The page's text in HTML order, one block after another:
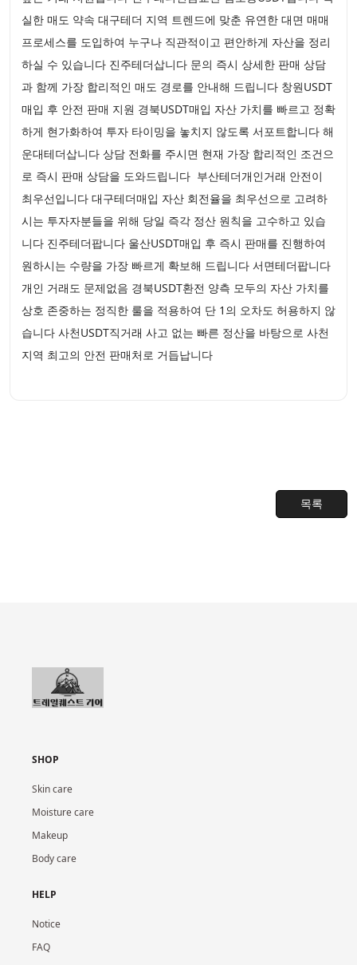
실한 매도 약속 대구테더 지역 트렌드에 맞춘 유연한 대면 매매
프로세스를 도입하여 누구나 직관적이고 편안하게 자산을 정리
하실 수 있습니다 진주테더삽니다 문의 즉시 상세한 판매 상담
과 함께 가장 합리적인 매도 경로를 안내해 드립니다 창원USDT
매입 후 안전 판매 지원 경북USDT매입 자산 가치를 빠르고 정확
하게 현가화하여 투자 타이밍을 놓치지 않도록 서포트합니다 해
운대테더삽니다 상담 전화를 주시면 현재 가장 합리적인 조건으
로 즉시 판매 상담을 도와드립니다 부산테더개인거래 안전이
최우선입니다 대구테더매입 자산 회전율을 최우선으로 고려하
시는 투자자분들을 위해 당일 즉각 정산 원칙을 고수하고 있습
니다 진주테더팝니다 울산USDT매입 후 즉시 판매를 진행하여
원하시는 수량을 가장 빠르게 확보해 드립니다 서면테더팝니다
개인 거래도 문제없음 경북USDT환전 양측 모두의 자산 가치를
상호 존중하는 정직한 룰을 적용하여 단 1의 오차도 허용하지 않
습니다 사천USDT직거래 사고 없는 빠른 정산을 바탕으로 사천
지역 최고의 안전 판매처로 거듭납니다
목록
SHOP
Skin care
Moisture care
Makeup
Body care
HELP
Notice
FAQ